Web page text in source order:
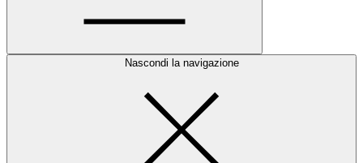
Nascondi la navigazione